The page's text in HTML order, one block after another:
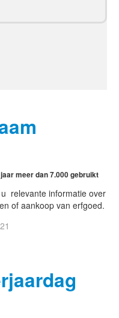
meer dan 7.000 gebruikt
relevante informatie over
of aankoop van erfgoed.